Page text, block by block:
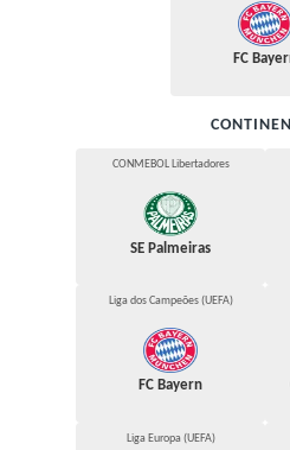
FC
CONMEBOL Libertadores
SE Palmeiras
Liga dos Campeões (UEFA)
FC Bayern
Liga Europa (UEFA)